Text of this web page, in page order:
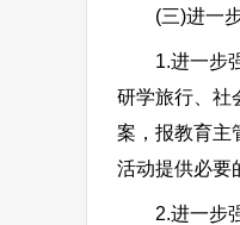
(三)进一步
1.进一步强
研学旅行、社
案，报教育主
活动提供必要
2.进一步强